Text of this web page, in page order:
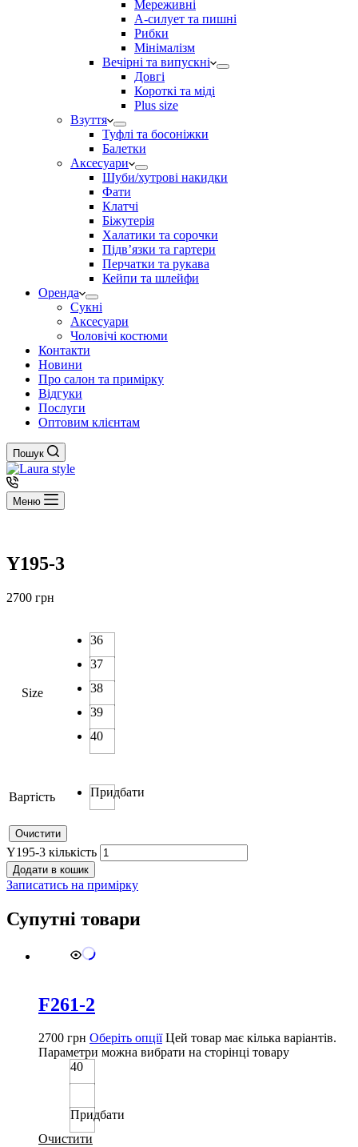
Мереживні
А-силует та пишні
Рибки
Мінімалізм
Вечірні та випускні
Довгі
Короткі та міді
Plus size
Взуття
Туфлі та босоніжки
Балетки
Аксесуари
Шуби/хутрові накидки
Фати
Клатчі
Біжутерія
Халатики та сорочки
Підвʼязки та гартери
Перчатки та рукава
Кейпи та шлейфи
Оренда
Сукні
Аксесуари
Чоловічі костюми
Контакти
Новини
Про салон та примірку
Відгуки
Послуги
Оптовим клієнтам
Пошук
Меню
Y195-3
2700 грн
Size
36
37
38
39
40
Вартість Придбати
Очистити
Y195-3 кількість
Додати в кошик
Записатись на примірку
Супутні товари
F261-2
2700 грн Оберіть опції Цей товар має кілька варіантів.
Параметри можна вибрати на сторінці товару
40
Придбати
Очистити